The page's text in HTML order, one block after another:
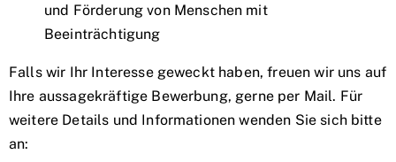
und Förderung von Menschen mit
Beeinträchtigung
Falls wir Ihr Interesse geweckt haben, freuen wir uns auf
Ihre aussagekräftige Bewerbung, gerne per Mail. Für
weitere Details und Informationen wenden Sie sich bitte
an: